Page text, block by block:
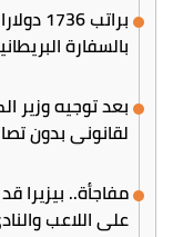
براتب
بالسفارة
بعد توجيه وزير
لقانوني بدون
مفاجأة.. بيزيرا
على اللاعب